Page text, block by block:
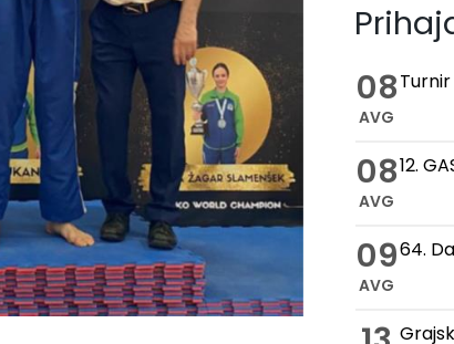
08
AVG
08
AVG
09
AVG
64.